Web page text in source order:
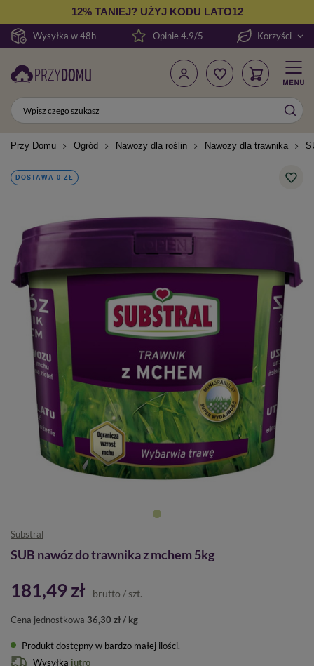
Wysyłka w 48h
12% TANIEJ? UŻYJ KODU LATO12
Opinie 4.9/5 Korzyści
Przy Domu Ogród Nawozy dla roślin Nawozy dla trawnika
DOSTAWA 0 ZŁ
Substral
SUB nawóz do trawnika z mchem 5kg
181,49 zł brutto / szt.
Cena jednostkowa 36,30 zł / kg
Produkt dostępny w bardzo małej ilości
Wysyłka jutro